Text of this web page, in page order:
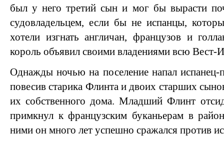
был у него третий сын и мог бы вырасти
судовладельцем, если бы не испанцы,
хотели изгнать англичан, французов и
король объявил своими владениями всю
Однажды ночью на поселение напал испанец-
повесив старика Флинта и двоих старших
их собственного дома. Младший Флинт
примкнул к французским буканьерам в
ними он много лет успешно сражался против